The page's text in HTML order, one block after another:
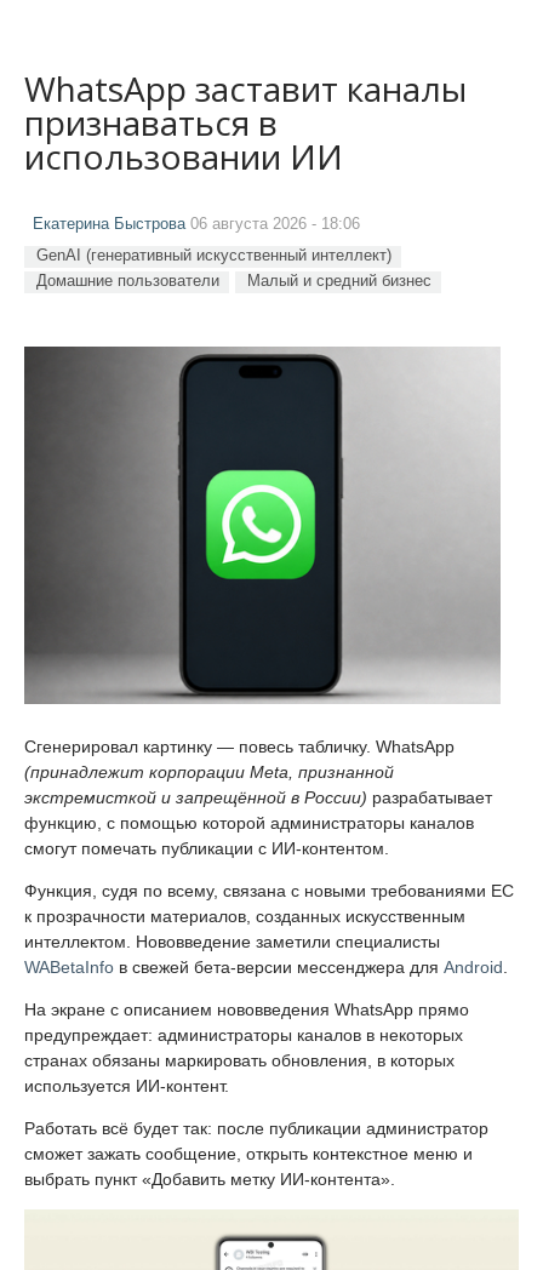
WhatsApp заставит каналы
признаваться в
использовании ИИ
Екатерина Быстрова06 августа 2026 - 18:06
GenAI (генеративный искусственный интеллект)
Домашние пользователи
Малый и средний бизнес
Сгенерировал картинку — повесь табличку. WhatsApp
(принадлежит корпорации Meta, признанной
экстремисткой и запрещённой в России) разрабатывает
функцию, с помощью которой администраторы каналов
смогут помечать публикации с ИИ-контентом.
Функция, судя по всему, связана с новыми требованиями ЕС
к прозрачности материалов, созданных искусственным
интеллектом. Нововведение заметили специалисты
WABetaInfo в свежей бета-версии мессенджера для Android
На экране с описанием нововведения WhatsApp прямо
предупреждает: администраторы каналов в некоторых
странах обязаны маркировать обновления, в которых
используется ИИ-контент.
Работать всё будет так: после публикации администратор
сможет зажать сообщение, открыть контекстное меню и
выбрать пункт «Добавить метку ИИ-контента».